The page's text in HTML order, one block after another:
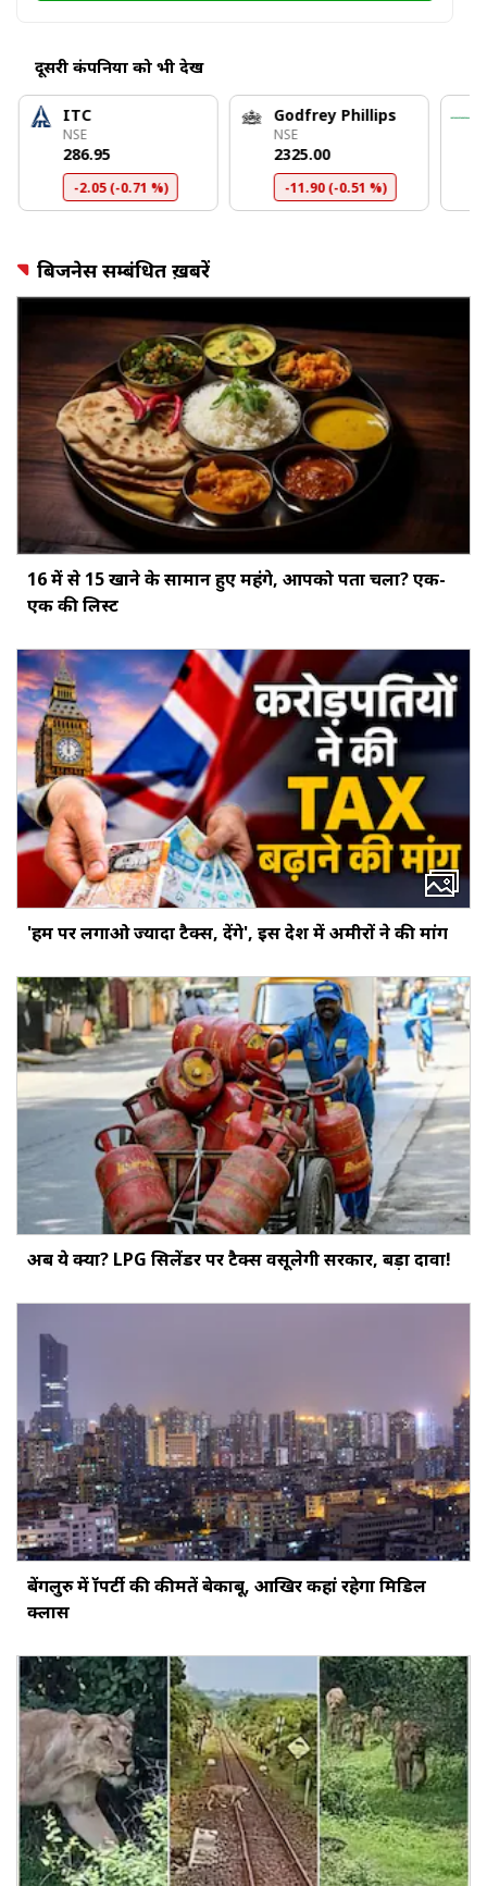
दूसरी कंपनियों को भी देखें
ITC
NSE
₹286.95
-2.05 (-0.71 %)
Godfrey Phillips
NSE
₹2325.00
-11.90 (-0.51 %)
बिजनेस सम्बंधित ख़बरें
16 में से 15 खाने के सामान हुए महंगे, आपको पता चला? एक-
एक की लिस्ट
'हम पर लगाओ ज्यादा टैक्स, देंगे', इस देश में अमीरों ने की मांग
अब ये क्या? LPG सिलेंडर पर टैक्स वसूलेगी सरकार, बड़ा दावा!
बेंगलुरु में प्रॉपर्टी की कीमतें बेकाबू, आखिर कहां रहेगा मिडिल
क्लास